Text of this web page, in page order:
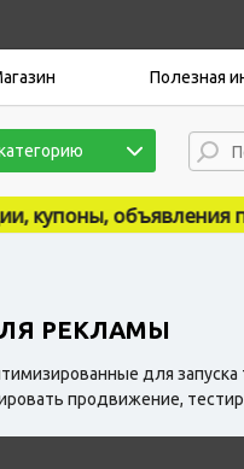
Полезная
публикуются
РЕКЛАМЫ
для
продвижение,